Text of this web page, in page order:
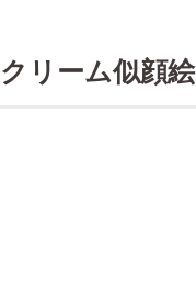
リーム似顔絵